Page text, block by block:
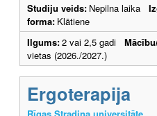
Studiju veids: Nepilna laika
forma: Klātiene
Ilgums:2 vai 2,5 gadi
vietas (2026./2027.)
Ergoterapija